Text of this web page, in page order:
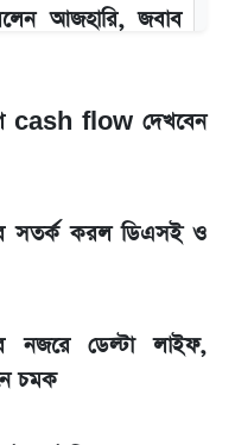
আজহারি, জবাব
নতুন পরিকল্পনা
সতর্কবার্তা
মাত্রার মার্কারি
প্রস্তুতিতে
building
cash flow দেখবেন
সতর্ক করল ডিএসই ও
নজরে ডেল্টা লাইফ,
চমক